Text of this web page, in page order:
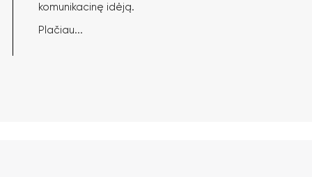
komunikacinę idėją.
Plačiau...